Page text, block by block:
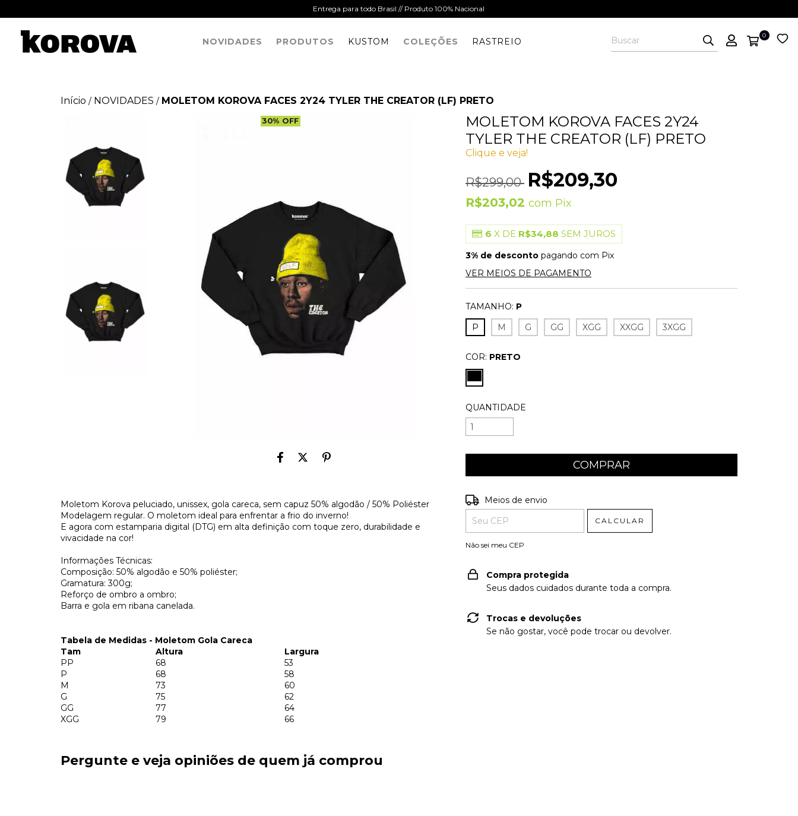
Entrega para todo Brasil // Produto 100% Nacional
NOVIDADES PRODUTOS KUSTOM COLEÇÕES RASTREIO
0
Início / NOVIDADES / MOLETOM KOROVA FACES 2Y24 TYLER THE CREATOR (LF) PRETO
30% OFF
Moletom Korova peluciado, unissex, gola careca, sem capuz 50% algodão / 50% Poliéster
Modelagem regular. O moletom ideal para enfrentar a frio do inverno!
E agora com estamparia digital (DTG) em alta definição com toque zero, durabilidade e
vivacidade na cor!
Informações Técnicas:
Composição: 50% algodão e 50% poliéster;
Gramatura: 300g;
Reforço de ombro a ombro;
Barra e gola em ribana canelada.
Tabela de Medidas - Moletom Gola Careca
Tam
Altura
Largura
PP
68
53
P
68
58
M
73
60
G
75
62
GG
77
64
XGG
79 66
MOLETOM KOROVA FACES 2Y24
TYLER THE CREATOR (LF) PRETO
Clique e veja!
R$299,00 R$209,30
R$203,02com Pix
6 X DE R$34,88 SEM JUROS
3% de desconto pagando com Pix
VER MEIOS DE PAGAMENTO
TAMANHO: P
P
M G GG XGG XXGG 3XGG
COR: PRETO
QUANTIDADE
Entregas para o CEP:
Meios de envio
CALCULAR
Não sei meu CEP
Compra protegida
Seus dados cuidados durante toda a compra.
Trocas e devoluções
Se não gostar, você pode trocar ou devolver.
Pergunte e veja opiniões de quem já comprou